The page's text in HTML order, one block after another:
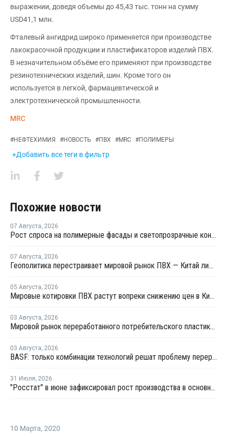
выражении, доведя объемы до 45,43 тыс. тонн на сумму
USD41,1 млн.
Фталевый ангидрид широко применяется при производстве
лакокрасочной продукции и пластификаторов изделий ПВХ.
В незначительном объёме его применяют при производстве
резинотехнических изделий, шин. Кроме того он
используется в легкой, фармацевтической и
электротехнической промышленности.
MRC
#НЕФТЕХИМИЯ #НОВОСТЬ #ПВХ #MRC #ПОЛИМЕРЫ
+Добавить все теги в фильтр
Похожие новости
07 Августа, 2026
Рост спроса на полимерные фасады и светопрозрачные конструкции: на "Архстоянии" оценили технический потенциал ПВХ и ПК
07 Августа, 2026
Геополитика перестраивает мировой рынок ПВХ — Китай лидирует в экспорте
05 Августа, 2026
Мировые котировки ПВХ растут вопреки снижению цен в Китае
03 Августа, 2026
Мировой рынок переработанного потребительского пластика к 2033 году вырастет в два раза
03 Августа, 2026
BASF: только комбинации технологий решат проблему переработки инженерных пластиков
31 Июля, 2026
"Росстат" в июне зафиксировал рост производства в основных группах пластмасс
10 Марта, 2020